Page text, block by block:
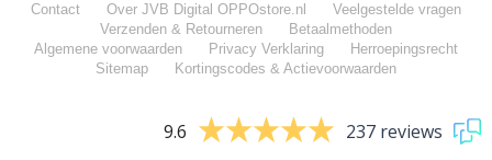
Contact Over JVB Digital OPPOstore.nl
Veelgestelde vragen
Verzenden & Retourneren
Betaalmethoden
Algemene voorwaarden
Privacy Verklaring
Herroepingsrecht
Sitemap
Kortingscodes & Actievoorwaarden
9.6 237 reviews